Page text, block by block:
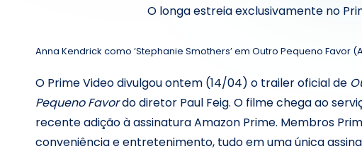
O longa estreia exclusivamente no
Anna Kendrick como ‘Stephanie Smothers’ em Outro Pequeno Favor
O Prime Video divulgou ontem (14/04) o trailer oficial de
Pequeno Favordo diretor Paul Feig. O filme chega ao
recente adição à assinatura Amazon Prime. Membros
conveniência e entretenimento, tudo em uma única